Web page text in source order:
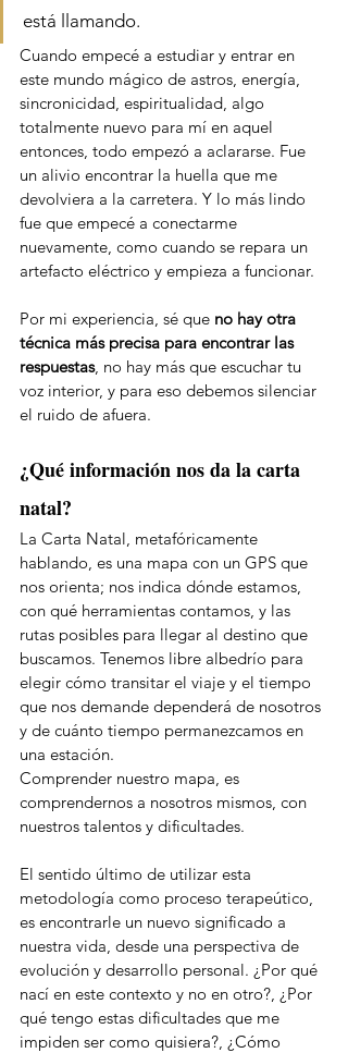
está llamando.
Cuando empecé a estudiar y entrar en
este mundo mágico de astros, energía,
sincronicidad, espiritualidad, algo
totalmente nuevo para mí en aquel
entonces, todo empezó a aclararse. Fue
un alivio encontrar la huella que me
devolviera a la carretera. Y lo más lindo
fue que empecé a conectarme
nuevamente, como cuando se repara un
artefacto eléctrico y empieza a funcionar.
Por mi experiencia, sé que no hay otra
técnica más precisa para encontrar las
respuestas, no hay más que escuchar tu
voz interior, y para eso debemos silenciar
el ruido de afuera.
¿Qué información nos da la carta
natal?
La Carta Natal, metafóricamente
hablando, es una mapa con un GPS que
nos orienta; nos indica dónde estamos,
con qué herramientas contamos, y las
rutas posibles para llegar al destino que
buscamos. Tenemos libre albedrío para
elegir cómo transitar el viaje y el tiempo
que nos demande dependerá de nosotros
y de cuánto tiempo permanezcamos en
una estación.
Comprender nuestro mapa, es
comprendernos a nosotros mismos, con
nuestros talentos y dificultades.
El sentido último de utilizar esta
metodología como proceso terapeútico,
es encontrarle un nuevo significado a
nuestra vida, desde una perspectiva de
evolución y desarrollo personal. ¿Por qué
nací en este contexto y no en otro?, ¿Por
qué tengo estas dificultades que me
impiden ser como quisiera?, ¿Cómo